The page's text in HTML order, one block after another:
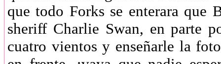
que todo Forks se enterara que
sheriff Charlie Swan, en parte
cuatro vientos y enseñarle la